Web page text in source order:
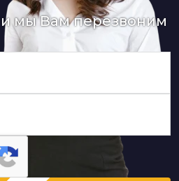
и мы Вам перезвоним